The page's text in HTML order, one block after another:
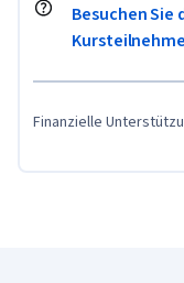
Besuchen Sie
Finanzielle